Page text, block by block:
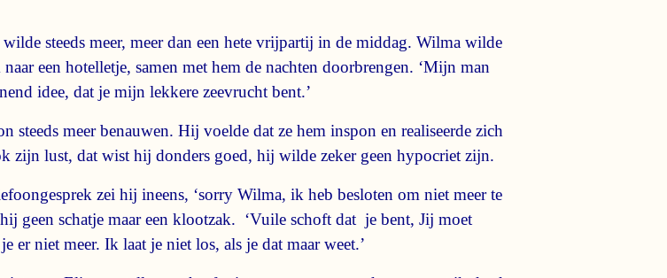
steeds meer, meer dan een hete vrijpartij in de middag. Wilma wilde
een hotelletje, samen met hem de nachten doorbrengen. ‘Mijn man
idee, dat je mijn lekkere zeevrucht bent.’
steeds meer benauwen. Hij voelde dat ze hem inspon en realiseerde zich
zijn lust, dat wist hij donders goed, hij wilde zeker geen hypocriet zijn.
zei hij ineens, ‘sorry Wilma, ik heb besloten om niet meer te
geen schatje maar een klootzak. ‘Vuile schoft dat je bent, Jij moet
niet meer. Ik laat je niet los, als je dat maar weet.’